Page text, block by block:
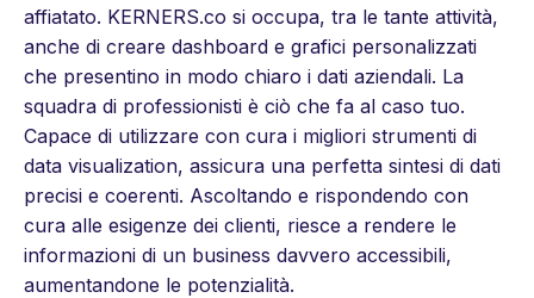
affiatato. KERNERS.co si occupa, tra le tante attività,
anche di creare dashboard e grafici personalizzati
che presentino in modo chiaro i dati aziendali. La
squadra di professionisti è ciò che fa al caso tuo.
Capace di utilizzare con cura i migliori strumenti di
data visualization, assicura una perfetta sintesi di dati
precisi e coerenti. Ascoltando e rispondendo con
cura alle esigenze dei clienti, riesce a rendere le
informazioni di un business davvero accessibili,
aumentandone le potenzialità.